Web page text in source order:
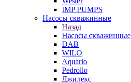
IMP PUMPS
Насосы скважинные
Назад
Насосы скважинные
DAB
WILO
Aquario
Pedrollo
Джилекс